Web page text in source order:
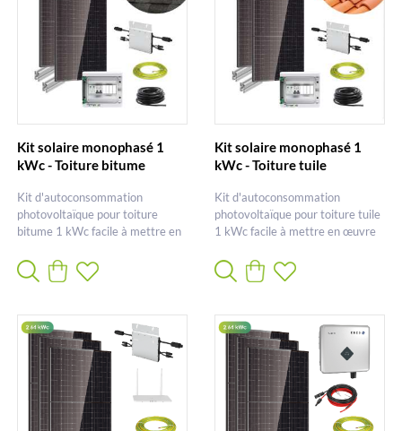
Kit solaire monophasé 1
kWc - Toiture bitume
Kit d'autoconsommation
photovoltaïque pour toiture
bitume 1 kWc facile à mettre en
Kit solaire monophasé 1
kWc - Toiture tuile
Kit d'autoconsommation
photovoltaïque pour toiture tuile
1 kWc facile à mettre en œuvre